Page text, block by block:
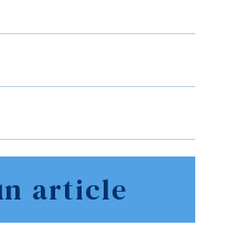
article
continue